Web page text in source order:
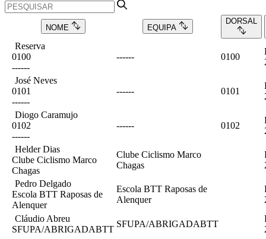
NOME EQUIPA
DORSAL
Reserva
0100
------
------ 0100
José Neves
0101
------
------ 0101
Diogo Caramujo
0102
------
------ 0102
Helder Dias
Clube Ciclismo Marco
Chagas
Clube Ciclismo Marco
Chagas
Pedro Delgado
Escola BTT Raposas de
Alenquer
Escola BTT Raposas de
Alenquer
Cláudio Abreu
SFUPA/ABRIGADABTT
SFUPA/ABRIGADABTT